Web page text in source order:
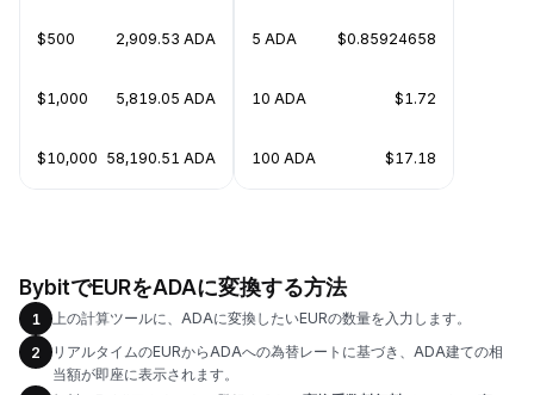
$500 2,909.53 ADA
$1,000 5,819.05 ADA
$10,000 58,190.51 ADA
5 ADA $0.85924658
10 ADA $1.72
100 ADA $17.18
BybitでEURをADAに変換する方法
1
上の計算ツールに、ADAに変換したいEURの数量を入力します。
2
リアルタイムのEURからADAへの為替レートに基づき、ADA建ての相
当額が即座に表示されます。